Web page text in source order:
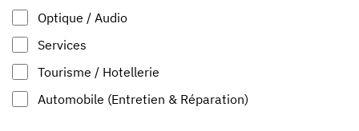
Optique / Audio
Services
Tourisme / Hotellerie
Automobile (Entretien & Réparation)